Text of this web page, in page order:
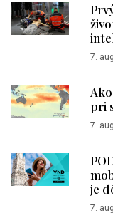
7.
pri
7.
je
7.